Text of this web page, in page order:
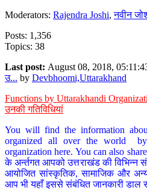
Moderators: Rajendra Joshi,नवीन
Posts: 1,356
Topics: 38
Last post: August 08, 2018,
उ... by Devbhoomi,Uttarakhand
Functions by Uttarakhandi
उनकी गतिविधियां
You will find the information
organized all over the world by
organization here. You can also
के अर्न्तगत आपको उत्तराखंड की विभिन्न
आयोजित सांस्कृतिक, सामाजिक और अन्य
आप भी यहाँ इससे संबंधित जानकारी